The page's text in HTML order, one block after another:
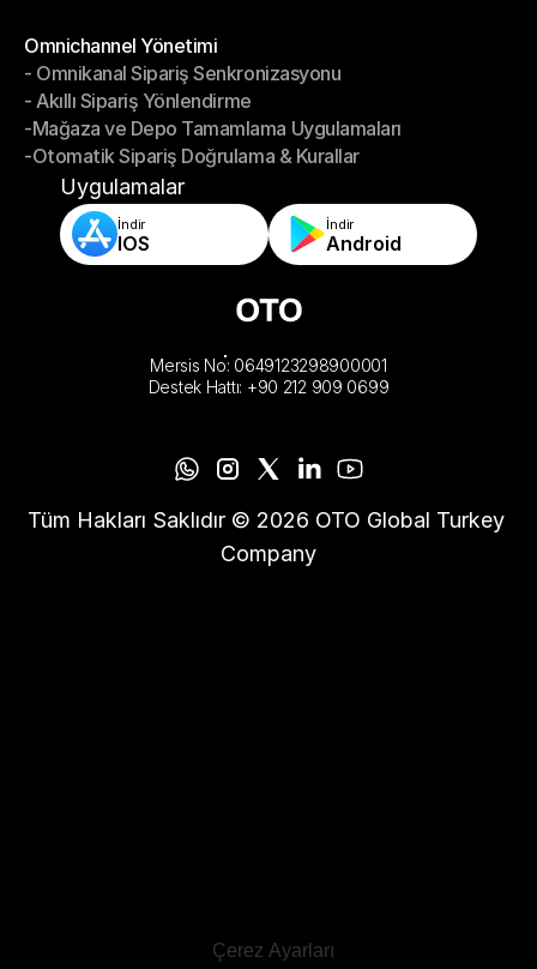
Omnichannel Yönetimi
Omnichannel Yönetimi
- Omnikanal Sipariş Senkronizasyonu
- Omnikanal Sipariş Senkronizasyonu
- Akıllı Sipariş Yönlendirme
- Akıllı Sipariş Yönlendirme
-Mağaza ve Depo Tamamlama Uygulamaları
-Mağaza ve Depo Tamamlama Uygulamaları
-Otomatik Sipariş Doğrulama & Kurallar
-Otomatik Sipariş Doğrulama & Kurallar
Uygulamalar
İndir
IOS
İndir
Android
Mersis No: 0649123298900001
Destek Hattı: +90 212 909 0699
Tüm Hakları Saklıdır © 2026 OTO Global Turkey
Company
Çerez Ayarları